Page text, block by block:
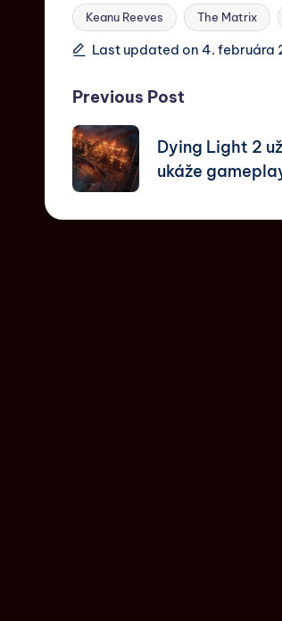
Keanu Reeves The Matrix
Last updated on 4. februára
Previous Post
Dying Light 2
ukáže